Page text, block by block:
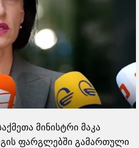
მინისტრი მაკა
ფარგლებში გამართული